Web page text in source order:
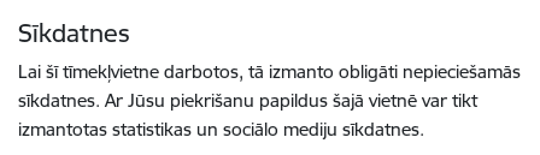
Sīkdatnes
Lai šī tīmekļvietne darbotos, tā izmanto obligāti nepieciešamās
sīkdatnes. Ar Jūsu piekrišanu papildus šajā vietnē var tikt
izmantotas statistikas un sociālo mediju sīkdatnes.